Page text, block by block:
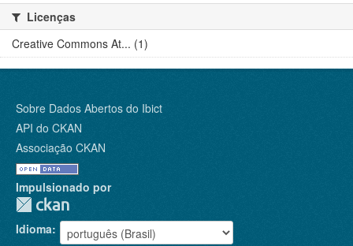
Licenças
Creative Commons At... (1)
Sobre Dados Abertos do Ibict
API do CKAN
Associação CKAN
Impulsionado por
Idioma